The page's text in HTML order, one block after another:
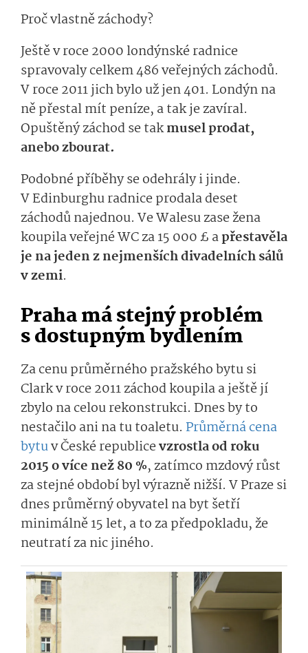
Proč vlastně záchody?
Ještě v roce 2000 londýnské radnice
spravovaly celkem 486 veřejných záchodů.
V roce 2011 jich bylo už jen 401. Londýn na
ně přestal mít peníze, a tak je zavíral.
Opuštěný záchod se takmusel prodat,
anebo zbourat.
Podobné příběhy se odehrály i jinde.
V Edinburghu radnice prodala deset
záchodů najednou. Ve Walesu zase žena
koupila veřejné WC za 15 000 £ apřestavěla
je na jeden z nejmenších divadelních sálů
v zemi.
Praha má stejný problém
s dostupným bydlením
Za cenu průměrného pražského bytu si
Clark v roce 2011 záchod koupila a ještě jí
zbylo na celou rekonstrukci. Dnes by to
nestačilo ani na tu toaletu. Průměrná cena
bytuv České republicevzrostla od roku
2015 o více než 80 %, zatímco mzdový růst
za stejné období byl výrazně nižší. V Praze si
dnes průměrný obyvatel na byt šetří
minimálně 15 let, a to za předpokladu, že
neutratí za nic jiného.